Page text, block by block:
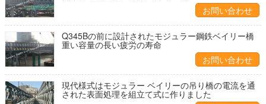
お問い合わせ
Q345Bの前に設計されたモジュラー鋼鉄ベイリー橋
重い容量の長い疲労の寿命
お問い合わせ
現代様式はモジュラー ベイリーの吊り橋の電流を通
された表面処理を組立て式に作りました